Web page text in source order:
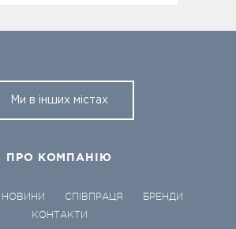
Ми в інших містах
ПРО КОМПАНІЮ
НОВИНИ СПІВПРАЦЯ
БРЕНДИ
КОНТАКТИ